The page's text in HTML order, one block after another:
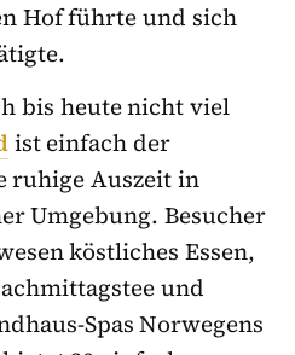
Hof führte und sich
bis heute nicht viel
ist einfach der
ruhige Auszeit in
Umgebung. Besucher
köstliches Essen,
und
Spas Norwegens